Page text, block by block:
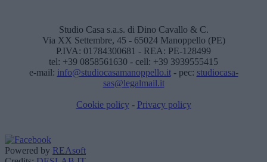
Studio Casa s.a.s. di Dino Cavallo & C.
Via XX Settembre, 45 - 65024 Manoppello (PE)
P.IVA: 01784300681 - REA: PE-128499
tel: +39 0858561630 - cell: +39 3939555415
e-mail: info@studiocasamanoppello.it- pec: studiocasa-
sas@legalmail.it
Cookie policy- Privacy policy
Powered by REAsoft